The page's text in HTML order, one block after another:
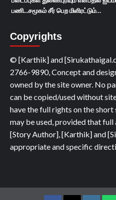
பணி...சமூகம் சீர் பெற மிளிரட்டும்…
Copyrights
© [Karthik] and
2766-9890, Concept and
owned by the site owner. No
can be copied/used without
have the full rights on the
may be used, provided that
[Story Author], [Karthik] and
appropriate and specific